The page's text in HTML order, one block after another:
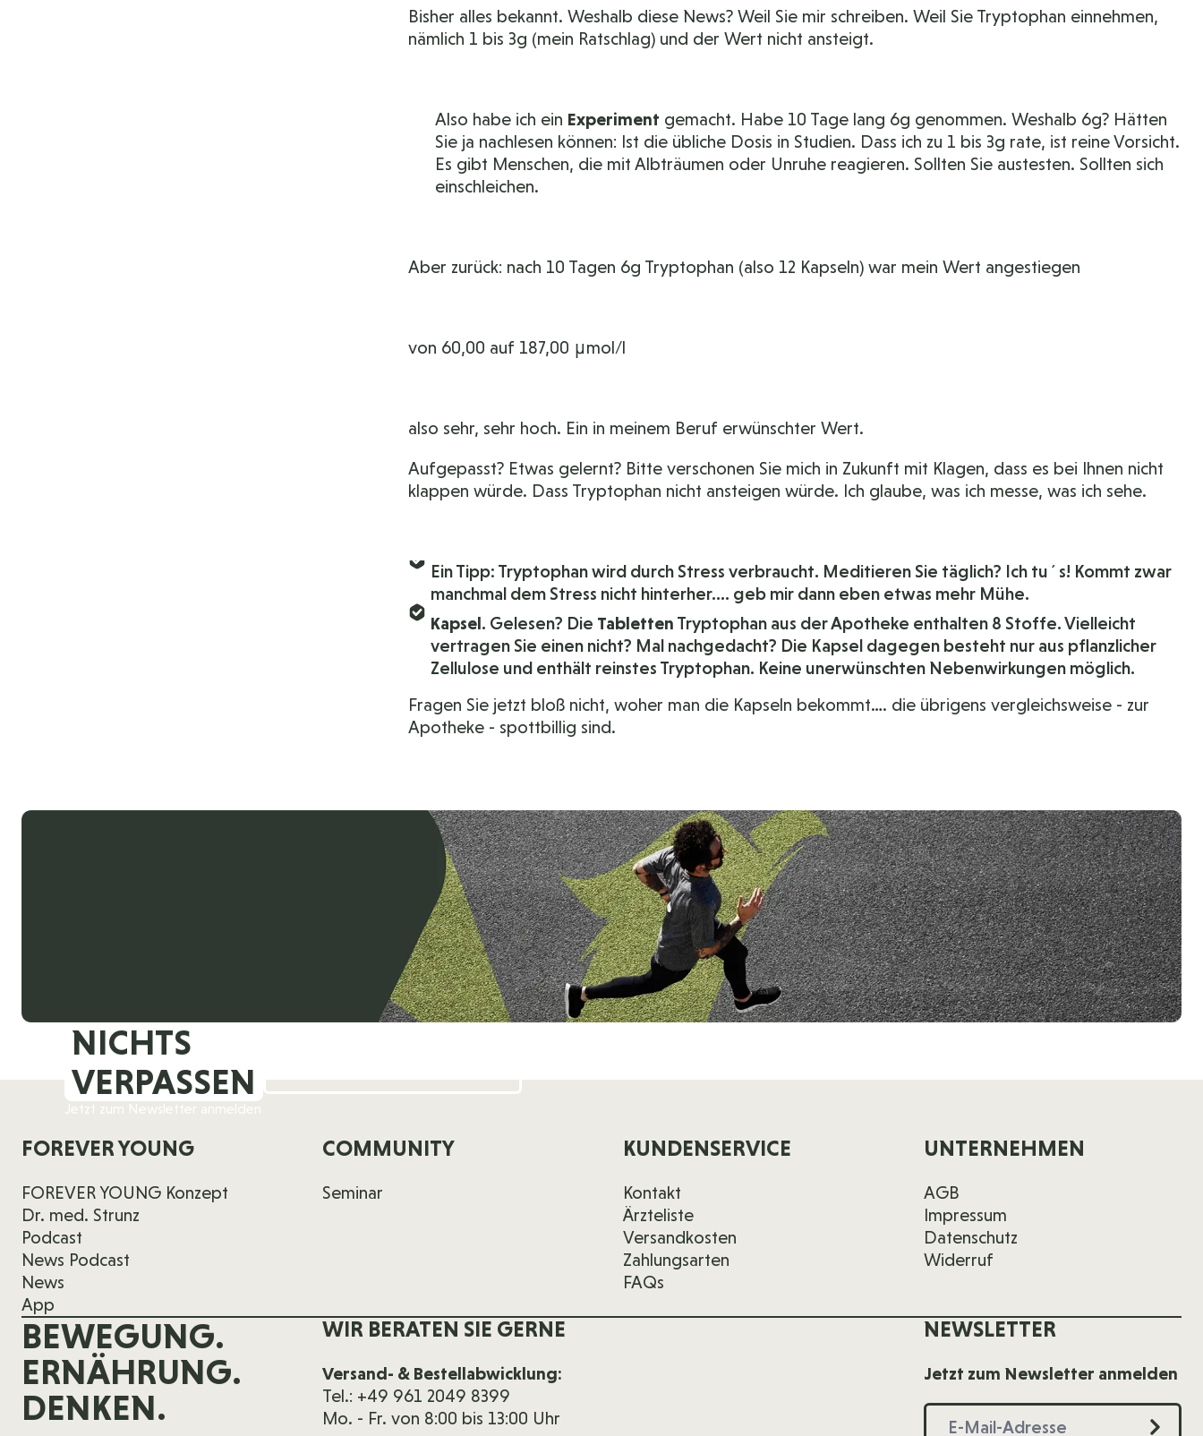
Bisher alles bekannt. Weshalb diese News? Weil Sie mir schreiben. Weil Sie Tryptophan einnehmen,
nämlich 1 bis 3g (mein Ratschlag) und der Wert nicht ansteigt.
Also habe ich ein Experiment gemacht. Habe 10 Tage lang 6g genommen. Weshalb 6g? Hätten
Sie ja nachlesen können: Ist die übliche Dosis in Studien. Dass ich zu 1 bis 3g rate, ist reine Vorsicht.
Es gibt Menschen, die mit Albträumen oder Unruhe reagieren. Sollten Sie austesten. Sollten sich
einschleichen.
Aber zurück: nach 10 Tagen 6g Tryptophan (also 12 Kapseln) war mein Wert angestiegen
von 60,00 auf 187,00 μmol/l
also sehr, sehr hoch. Ein in meinem Beruf erwünschter Wert.
Aufgepasst? Etwas gelernt? Bitte verschonen Sie mich in Zukunft mit Klagen, dass es bei Ihnen nicht
klappen würde. Dass Tryptophan nicht ansteigen würde. Ich glaube, was ich messe, was ich sehe.
Ein Tipp: Tryptophan wird durch Stress verbraucht. Meditieren Sie täglich? Ich tu´s! Kommt zwar
manchmal dem Stress nicht hinterher…. geb mir dann eben etwas mehr Mühe.
Kapsel. Gelesen? Die Tabletten Tryptophan aus der Apotheke enthalten 8 Stoffe. Vielleicht
vertragen Sie einen nicht? Mal nachgedacht? Die Kapsel dagegen besteht nur aus pflanzlicher
Zellulose und enthält reinstes Tryptophan. Keine unerwünschten Nebenwirkungen möglich.
Fragen Sie jetzt bloß nicht, woher man die Kapseln bekommt…. die übrigens vergleichsweise - zur
Apotheke - spottbillig sind.
NICHTS
VERPASSEN
Jetzt zum Newsletter anmelden
FOREVER YOUNG
FOREVER YOUNG Konzept
Dr. med. Strunz
Podcast
News Podcast
News
App
COMMUNITY
Seminar
KUNDENSERVICE
Kontakt
Ärzteliste
Versandkosten
Zahlungsarten
FAQs
UNTERNEHMEN
AGB
Impressum
Datenschutz
Widerruf
BEWEGUNG.
ERNÄHRUNG.
DENKEN.
WIR BERATEN SIE GERNE
Versand- & Bestellabwicklung:
Tel.: +49 961 2049 8399
Mo. - Fr. von 8:00 bis 13:00 Uhr
NEWSLETTER
Jetzt zum Newsletter anmelden